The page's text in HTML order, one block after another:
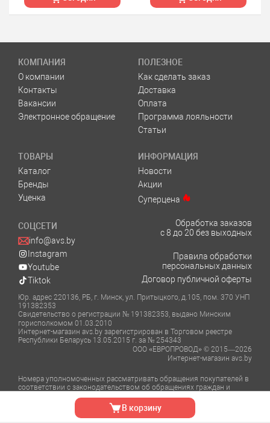
КОМПАНИЯ
О компании
Контакты
Вакансии
Электронное обращение
ПОЛЕЗНОЕ
Как сделать заказ
Доставка
Оплата
Программа лояльности
Статьи
ТОВАРЫ
Каталог
Бренды
Уценка
ИНФОРМАЦИЯ
Новости
Акции
Суперцена
СОЦСЕТИ
info@avs.by
Instagram
Youtube
Tiktok
Обработка заказов
с 8 до 20 без выходных
Правила обработки
персональных данных
Договор публичной оферты
Юр. адрес 220136, РБ, г. Минск, ул. Притыцкого, д.105, пом. 370 УНП
191382353
Свидетельство о регистрации № 191382353, выдано Минским
горисполкомом 01.03.2010
Интернет-магазин avs.by зарегистрирован в Торговом реестре
Республики Беларусь 13.05.2015 г. за № 254343
ООО «ЕВРОПРОВОД» © 2015—2026
Интернет-магазин avs.by
Номера уполномоченных рассматривать обращения покупателей в
соответствии с законодательством об обращениях граждан и
юридических лиц:
Отдел торговли и услуг Администрации Фрунзенского района г.
Минска тел.: +375 (17) 348-39-06, +375 (17) 366-51-82
В корзину